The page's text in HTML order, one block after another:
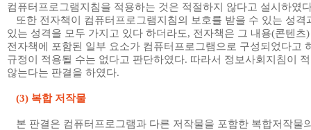
컴퓨터프로그램지침을 적용하는 것은 적절하지 않다고 설시하였
또한 전자책이 컴퓨터프로그램지침의 보호를 받을 수 있는 성
있는 성격을 모두 가지고 있다 하더라도, 전자책은 그 내용(콘텐츠
전자책에 포함된 일부 요소가 컴퓨터프로그램으로 구성되었다고
규정이 적용될 수는 없다고 판단하였다. 따라서 정보사회지침이
않는다는 판결을 하였다.
(3) 복합 저작물
본 판결은 컴퓨터프로그램과 다른 저작물을 포함한 복합저작물